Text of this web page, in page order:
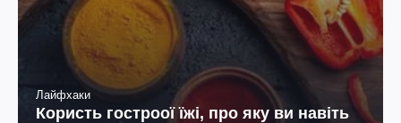
Лайфхаки
Користь гостроої їжі, про яку ви навіть